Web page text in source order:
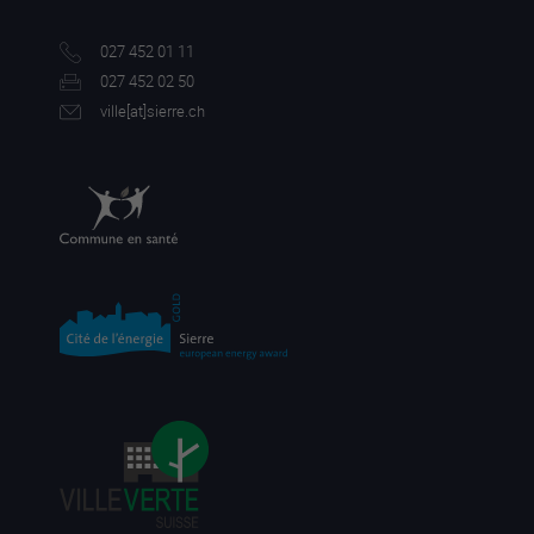
027 452 01 11
027 452 02 50
ville[at]sierre.ch